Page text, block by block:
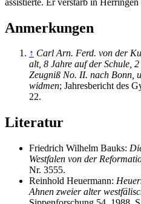
Anmerkungen
↑ Carl Arn. Ferd. von der
alt, 8 Jahre auf der Schule,
Zeugniß No. II. nach Bonn,
widmen; Jahresbericht des
22.
Literatur
Friedrich Wilhelm Bauks:
Westfalen von der
Nr. 3555.
Reinhold Heuermann:
Ahnen zweier alter